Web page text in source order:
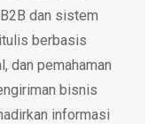
dan sistem
berbasis
dan pemahaman
bisnis
informasi